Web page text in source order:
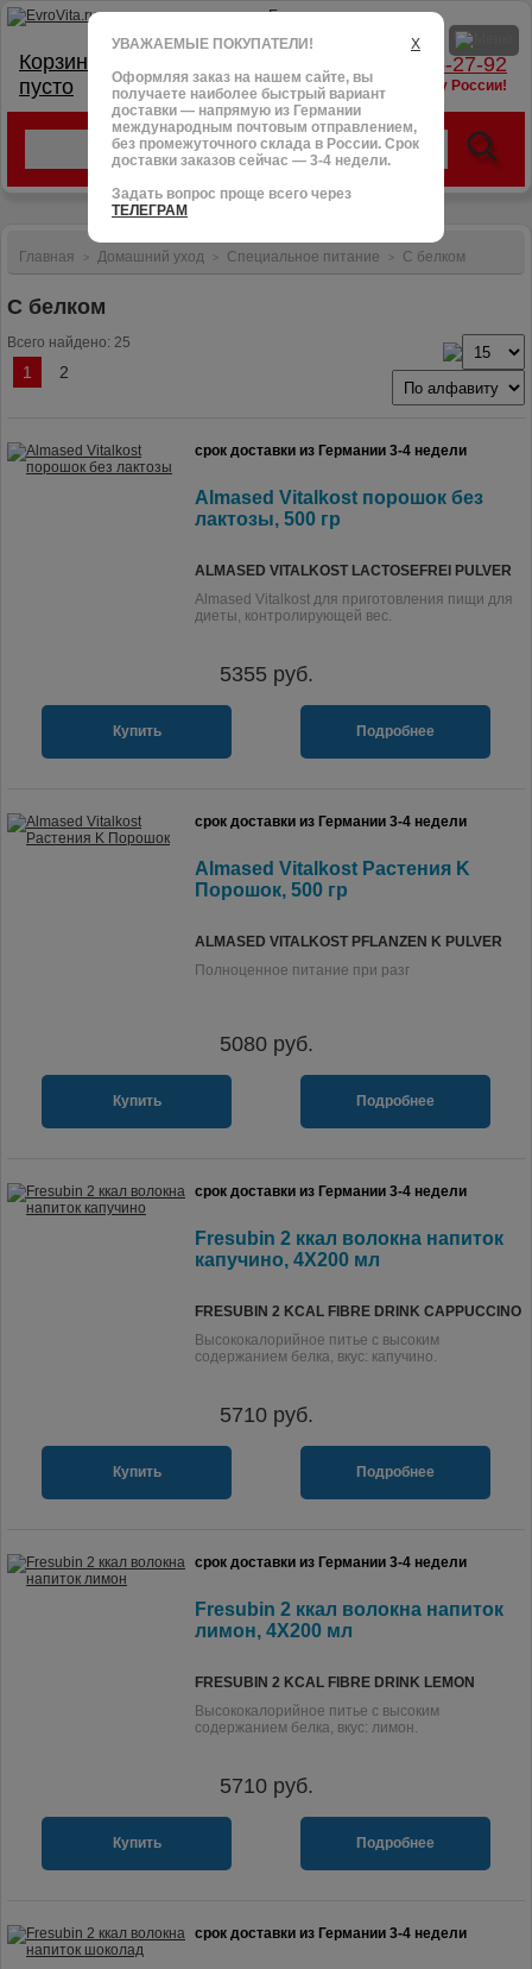
тел.: +7 (966) 095-27-92
доставим в любую точку России!
Корзина:
пусто
X
УВАЖАЕМЫЕ ПОКУПАТЕЛИ!
Оформляя заказ на нашем сайте, вы
получаете наиболее быстрый вариант
доставки — напрямую из Германии
международным почтовым отправлением,
без промежуточного склада в России. Срок
доставки заказов сейчас — 3-4 недели.
Задать вопрос проще всего через
ТЕЛЕГРАМ
Главная > Домашний уход > Специальное питание > С белком
С белком
Всего найдено: 25
1 2
срок доставки из Германии 3-4 недели
Almased Vitalkost порошок без
лактозы, 500 гр
ALMASED VITALKOST LACTOSEFREI PULVER
Almased Vitalkost для приготовления пищи для
диеты, контролирующей вес.
5355 руб.
Купить Подробнее
срок доставки из Германии 3-4 недели
Almased Vitalkost Растения K
Порошок, 500 гр
ALMASED VITALKOST PFLANZEN K PULVER
Полноценное питание при разг
5080руб.
Купить Подробнее
срок доставки из Германии 3-4 недели
Fresubin 2 ккал волокна напиток
капучино, 4X200 мл
FRESUBIN 2 KCAL FIBRE DRINK CAPPUCCINO
Высококалорийное питье с высоким
содержанием белка, вкус: капучино.
5710руб.
Купить Подробнее
срок доставки из Германии 3-4 недели
Fresubin 2 ккал волокна напиток
лимон, 4X200 мл
FRESUBIN 2 KCAL FIBRE DRINK LEMON
Высококалорийное питье с высоким
содержанием белка, вкус: лимон.
5710руб.
Купить Подробнее
срок доставки из Германии 3-4 недели